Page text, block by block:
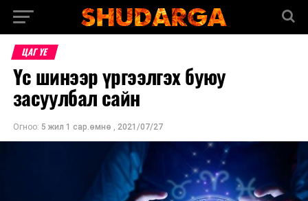
ЦАГ ҮЕ
Үс шинээр үргээлгэх буюу
засуулбал сайн
Огноо: 5 жил 1 сар.өмнө , 2021/07/27